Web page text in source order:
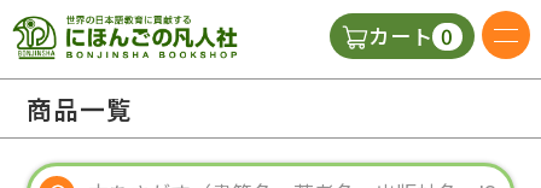
カート 0
視聴覚・補助教材
商品一覧